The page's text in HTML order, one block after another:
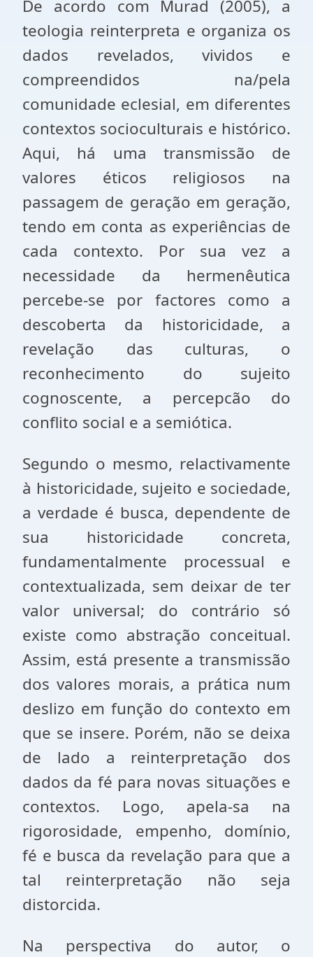
De acordo com Murad (2005), a
teologia reinterpreta e organiza os
dados revelados, vividos e
compreendidos na/pela
comunidade eclesial, em diferentes
contextos socioculturais e histórico.
Aqui, há uma transmissão de
valores éticos religiosos na
passagem de geração em geração,
tendo em conta as experiências de
cada contexto. Por sua vez a
necessidade da hermenêutica
percebe-se por factores como a
descoberta da historicidade, a
revelação das culturas, o
reconhecimento do sujeito
cognoscente, a percepcão do
conflito social e a semiótica.
Segundo o mesmo, relactivamente
à historicidade, sujeito e sociedade,
a verdade é busca, dependente de
sua historicidade concreta,
fundamentalmente processual e
contextualizada, sem deixar de ter
valor universal; do contrário só
existe como abstração conceitual.
Assim, está presente a transmissão
dos valores morais, a prática num
deslizo em função do contexto em
que se insere. Porém, não se deixa
de lado a reinterpretação dos
dados da fé para novas situações e
contextos. Logo, apela-sa na
rigorosidade, empenho, domínio,
fé e busca da revelação para que a
tal reinterpretação não seja
distorcida.
Na perspectiva do autor, o